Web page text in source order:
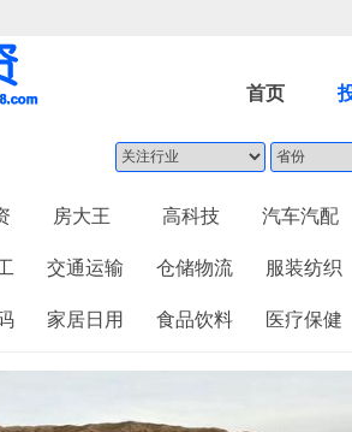
首页
房大王 高科技 汽车汽配
交通运输 仓储物流 服装纺织
家居日用 食品饮料 医疗保健